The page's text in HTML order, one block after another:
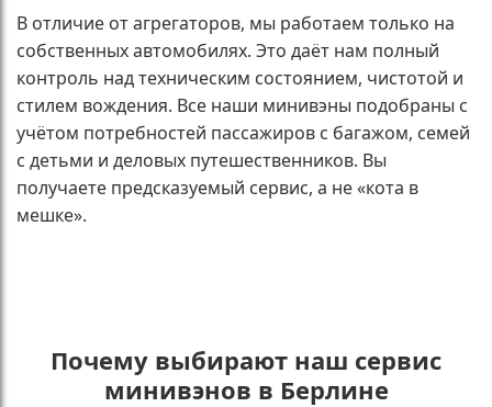
В отличие от агрегаторов, мы работаем только на
собственных автомобилях. Это даёт нам полный
контроль над техническим состоянием, чистотой и
стилем вождения. Все наши минивэны подобраны с
учётом потребностей пассажиров с багажом, семей
с детьми и деловых путешественников. Вы
получаете предсказуемый сервис, а не «кота в
мешке».
Почему выбирают наш сервис
минивэнов в Берлине